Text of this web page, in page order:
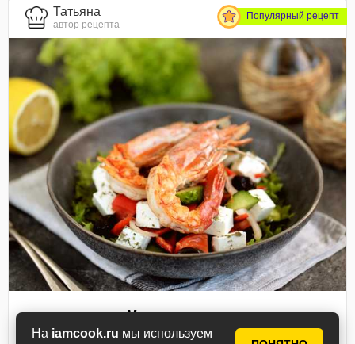
На iamcook.ru мы используем
Татьяна
автор рецепта
Популярный рецепт
Греческий салат с